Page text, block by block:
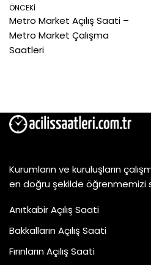
ÖNCEKI
Metro Market Açılış Saati –
Metro Market Çalışma
Saatleri
Kurumların ve kuruluşların
en doğru şekilde öğrenmemizi
Anıtkabir Açılış Saati
Bakkalların Açılış Saati
Fırınların Açılış Saati